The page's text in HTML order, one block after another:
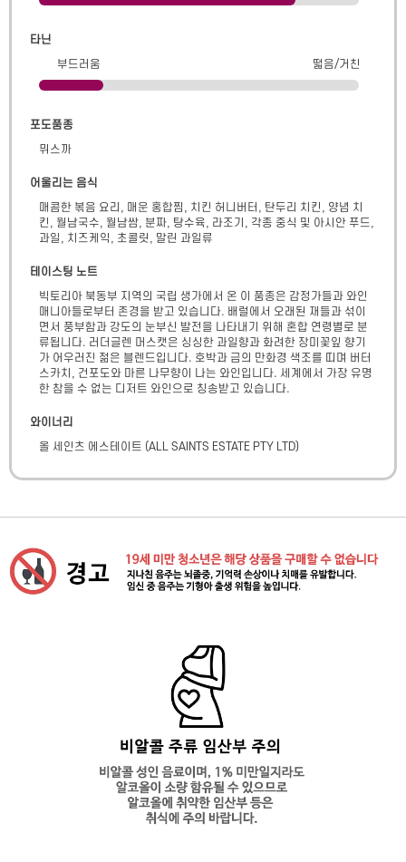
타닌
부드러움
떫음/거친
포도품종
뮈스까
어울리는 음식
매콤한 볶음 요리, 매운 홍합찜, 치킨 허니버터, 탄두리 치킨, 양념 치
킨, 월남국수, 월남쌈, 분짜, 탕수육, 라조기, 각종 중식 및 아시안 푸드,
과일, 치즈케익, 초콜릿, 말린 과일류
테이스팅 노트
빅토리아 북동부 지역의 국립 생가에서 온 이 품종은 감정가들과 와인
매니아들로부터 존경을 받고 있습니다. 배럴에서 오래된 재들과 섞이
면서 풍부함과 강도의 눈부신 발전을 나타내기 위해 혼합 연령별로 분
류됩니다. 러더글렌 머스캣은 싱싱한 과일향과 화려한 장미꽃잎 향기
가 어우러진 젊은 블렌드입니다. 호박과 금의 만화경 색조를 띠며 버터
스카치, 건포도와 마른 나무향이 나는 와인입니다. 세계에서 가장 유명
한 참을 수 없는 디저트 와인으로 칭송받고 있습니다.
와이너리
올 세인츠 에스테이트 (ALL SAINTS ESTATE PTY LTD)